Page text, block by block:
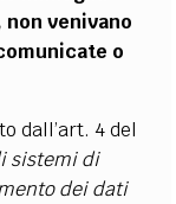
venivano
o
dall’art. 4 del
sistemi di
dei dati